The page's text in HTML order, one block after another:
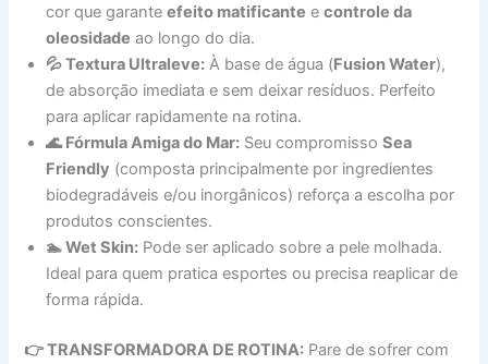
cor que garanteefeito matificante econtrole da
oleosidade ao longo do dia.
💦 Textura Ultraleve: À base de água (Fusion Water),
de absorção imediata e sem deixar resíduos. Perfeito
para aplicar rapidamente na rotina.
🌊 Fórmula Amiga do Mar: Seu compromissoSea
Friendly (composta principalmente por ingredientes
biodegradáveis e/ou inorgânicos) reforça a escolha por
produtos conscientes.
🏊 Wet Skin: Pode ser aplicado sobre a pele molhada.
Ideal para quem pratica esportes ou precisa reaplicar de
forma rápida.
👉 TRANSFORMADORA DE ROTINA: Pare de sofrer com